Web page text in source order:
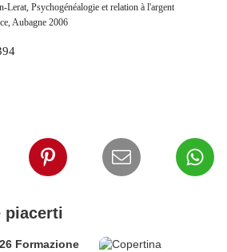
Psychogénéalogie et relation à l'argent
Aubagne 2006
piacerti
Formazione